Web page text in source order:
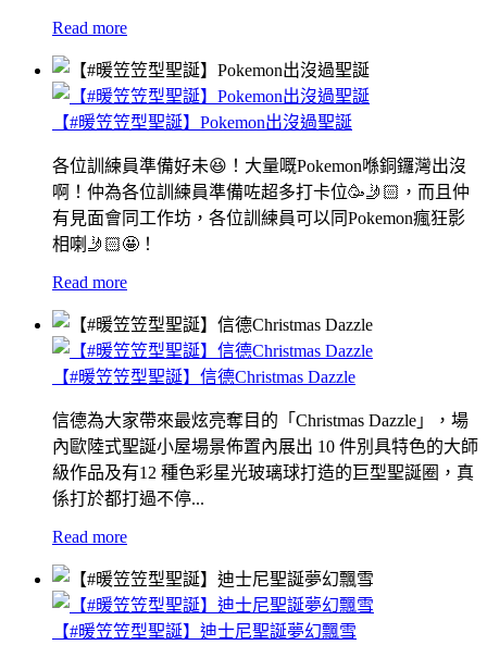
Read more
【#暖笠笠型聖誕】Pokemon出沒過聖誕
各位訓練員準備好未😆！大量嘅Pokemon喺銅鑼灣出沒
啊！仲為各位訓練員準備咗超多打卡位🥳🤳🏻，而且仲
有見面會同工作坊，各位訓練員可以同Pokemon瘋狂影
相喇🤳🏻🤩！
Read more
【#暖笠笠型聖誕】信德Christmas Dazzle
信德為大家帶來最炫亮奪目的「Christmas Dazzle」，場
內歐陸式聖誕小屋場景佈置內展出 10 件別具特色的大師
級作品及有12 種色彩星光玻璃球打造的巨型聖誕圈，真
係打於都打過不停...
Read more
【#暖笠笠型聖誕】迪士尼聖誕夢幻飄雪